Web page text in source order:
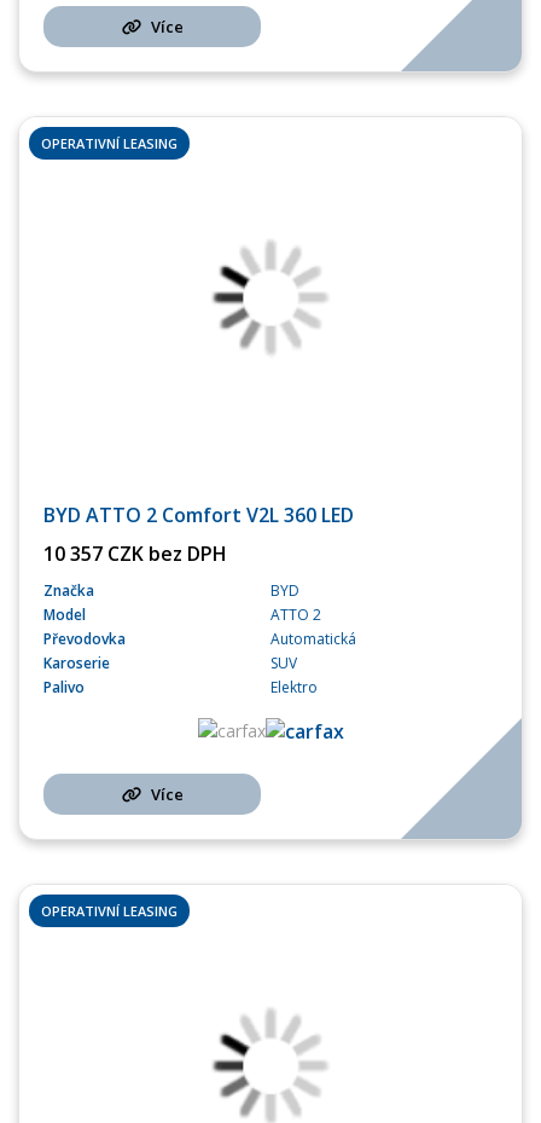
Více
OPERATIVNÍ LEASING
BYD ATTO 2 Comfort V2L 360 LED
10 357 CZK bez DPH
Značka
BYD
Model
ATTO 2
Převodovka
Automatická
Karoserie
SUV
Palivo
Elektro
Více
OPERATIVNÍ LEASING